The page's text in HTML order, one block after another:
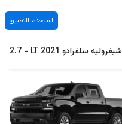
استخدم التطبيق
شيفروليه سلفرادو 2021
LT
-
2.7